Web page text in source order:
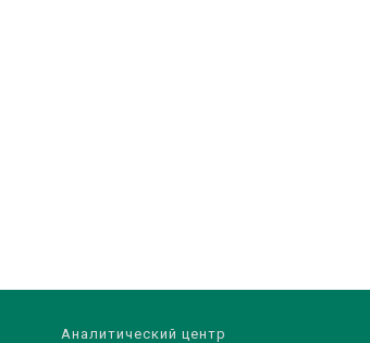
Аналитический центр